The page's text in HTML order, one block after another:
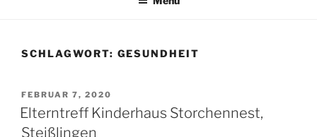
SCHLAGWORT: GESUNDHEIT
VERÖFFENTLICHT
AM
FEBRUAR 7, 2020
Elterntreff Kinderhaus Storchennest,
Steißlingen